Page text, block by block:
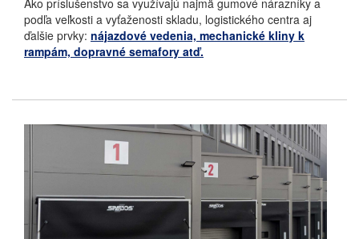
podľa veľkosti a vyťaženosti skladu, logistického centra aj
ďalšie prvky: nájazdové vedenia, mechanické kliny k
rampám, dopravné semafory atď.